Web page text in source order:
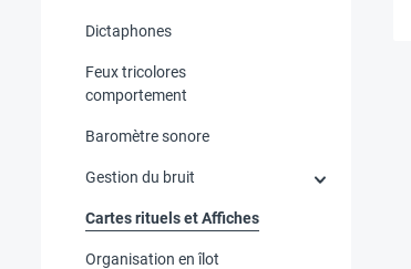
Dictaphones
Feux tricolores
comportement
Baromètre sonore
Gestion du bruit
Cartes rituels et Affiches
Organisation en îlot